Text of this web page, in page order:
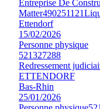
Entreprise De
Matter490251121
Ettendorf
15/02/2026
Personne physique
521327288
Redressement
ETTENDORF
Bas-Rhin
25/01/2026